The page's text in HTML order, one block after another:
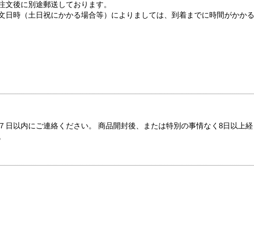
後に別途郵送しております。
時（土日祝にかかる場合等）によりましては、到着までに時間がかかる
日以内にご連絡ください。 商品開封後、または特別の事情なく8日以上経